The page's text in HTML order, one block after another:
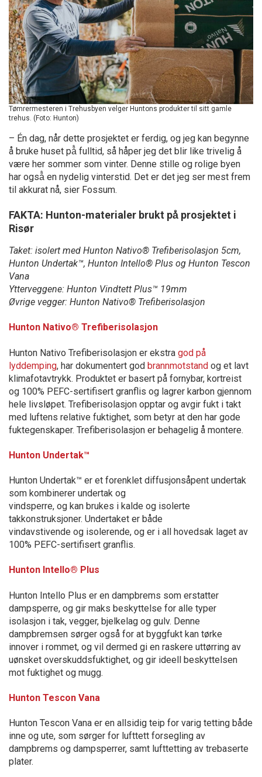
Tømrermesteren i Trehusbyen velger Huntons produkter til sitt gamle
trehus. (Foto: Hunton)
– Én dag, når dette prosjektet er ferdig, og jeg kan begynne
å bruke huset på̊ fulltid, så håper jeg det blir like trivelig å
være her sommer som vinter. Denne stille og rolige byen
har også̊ en nydelig vinterstid. Det er det jeg ser mest frem
til akkurat nå, sier Fossum.
FAKTA: Hunton-materialer brukt på̊ prosjektet i
Risør
Taket: isolert med Hunton Nativo® Trefiberisolasjon 5cm,
Hunton Undertak™, Hunton Intello® Plus og Hunton Tescon
Vana
Ytterveggene: Hunton Vindtett Plus™ 19mm
Øvrige vegger: Hunton Nativo® Trefiberisolasjon
Hunton Nativo® Trefiberisolasjon
Hunton Nativo Trefiberisolasjon er ekstra god på
lyddemping, har dokumentert god brannmotstand og et lavt
klimafotavtrykk. Produktet er basert på fornybar, kortreist
og 100% PEFC-sertifisert granflis og lagrer karbon gjennom
hele livsløpet. Trefiberisolasjon opptar og avgir fukt i takt
med luftens relative fuktighet, som betyr at den har gode
fuktegenskaper. Trefiberisolasjon er behagelig å montere.
Hunton Undertak™
Hunton Undertak™ er et forenklet diffusjonsåpent undertak
som kombinerer undertak og
vindsperre, og kan brukes i kalde og isolerte
takkonstruksjoner. Undertaket er både
vindavstivende og isolerende, og er i all hovedsak laget av
100% PEFC-sertifisert granflis.
Hunton Intello® Plus
Hunton Intello Plus er en dampbrems som erstatter
dampsperre, og gir maks beskyttelse for alle typer
isolasjon i tak, vegger, bjelkelag og gulv. Denne
dampbremsen sørger også for at byggfukt kan tørke
innover i rommet, og vil dermed gi en raskere uttørring av
uønsket overskuddsfuktighet, og gir ideell beskyttelsen
mot fuktighet og mugg.
Hunton Tescon Vana
Hunton Tescon Vana er en allsidig teip for varig tetting både
inne og ute, som sørger for lufttett forsegling av
dampbrems og dampsperrer, samt lufttetting av trebaserte
plater.